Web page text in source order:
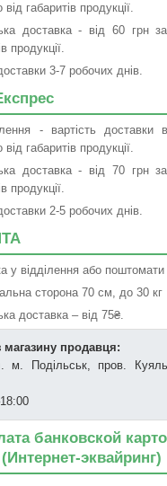
габаритів продукції.
доставка - від 60 грн
продукції.
3-7 робочих днів.
- вартість доставки
габаритів продукції.
доставка - від 70 грн
продукції.
2-5 робочих днів.
у відділення або поштомати
сторона 70 см, до 30 кг
доставка – від 75₴.
магазину продавця:
м. Подільськ, пров.
банковской
эквайринг)